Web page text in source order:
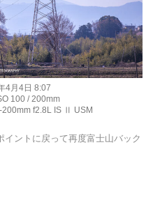
4月4日 8:07
100 / 200mm
200mm f2.8L IS Ⅱ USM
ントに戻って再度富士山バック